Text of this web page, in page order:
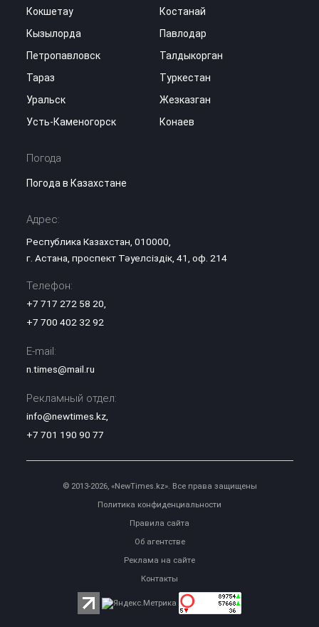
Кокшетау
Костанай
Кызылорда
Павлодар
Петропавловск
Талдыкорган
Тараз
Туркестан
Уральск
Жезказган
Усть-Каменогорск
Конаев
Погода
Погода в Казахстане
Адрес:
Республика Казахстан, 010000,
г. Астана, проспект Тәуелсіздік, 41, оф. 214
Телефон:
+7 717 272 58 20,
+7 700 402 32 92
E-mail:
n.times@mail.ru
Рекламный отдел:
info@newtimes.kz,
+7 701 190 90 77
© 2013-2026, «NewTimes.kz». Все права защищены
Политика конфиденциальности
Правила сайта
Об агентстве
Реклама на сайте
Контакты